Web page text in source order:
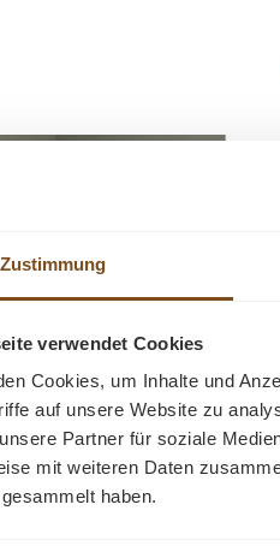
Zustimmung
verwendet Cookies
Cookies, um Inhalte und
auf unsere Website zu
Partner für soziale
mit weiteren Daten
haben.
Vintage Landhausstil
wird nach traditionellen
Das sorgfältig